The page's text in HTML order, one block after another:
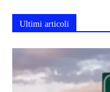
Ultimi articoli